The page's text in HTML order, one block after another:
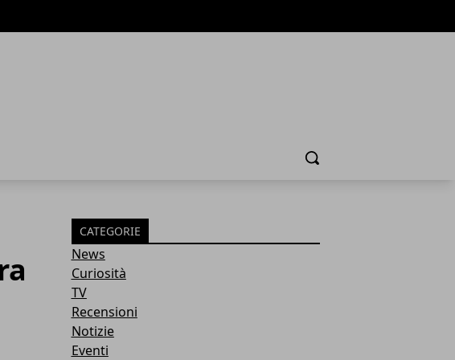
Cerca
CATEGORIE
News
Curiosità
TV
Recensioni
Notizie
Eventi